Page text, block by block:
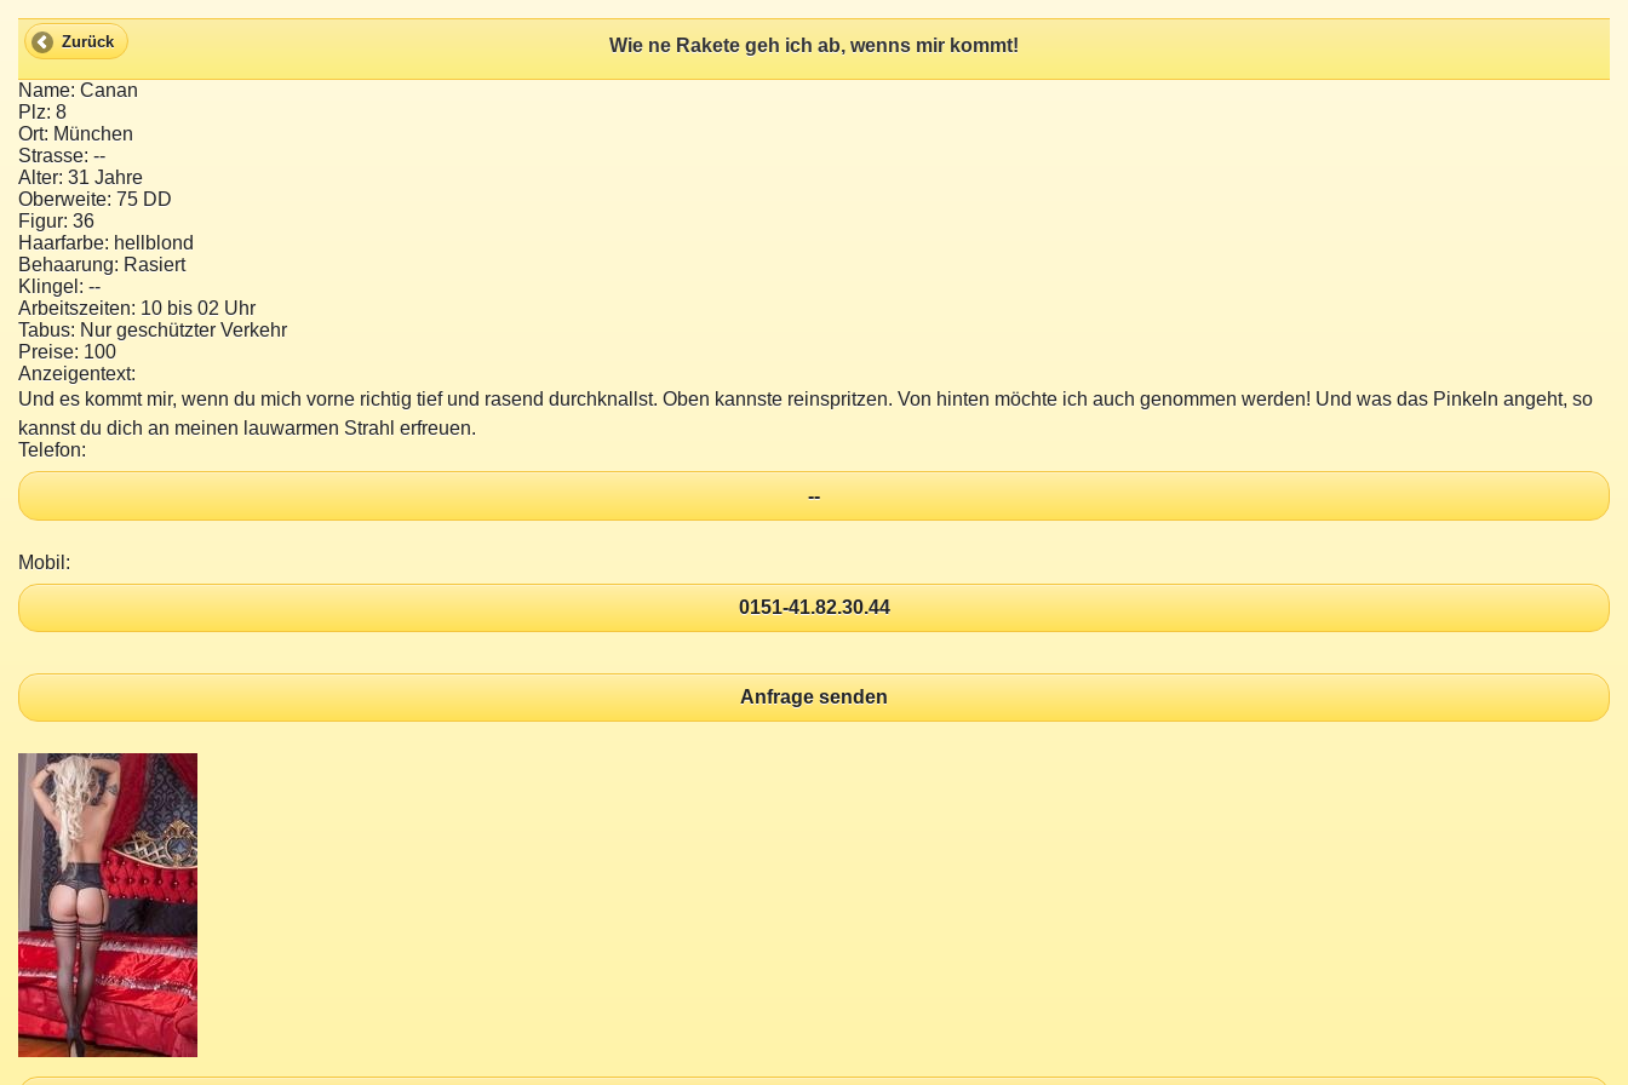
Zurück Wie ne Rakete geh ich ab, wenns mir kommt!
Name: Canan
Plz: 8
Ort: München
Strasse: --
Alter: 31 Jahre
Oberweite: 75 DD
Figur: 36
Haarfarbe: hellblond
Behaarung: Rasiert
Klingel: --
Arbeitszeiten: 10 bis 02 Uhr
Tabus: Nur geschützter Verkehr
Preise: 100
Anzeigentext:
Und es kommt mir, wenn du mich vorne richtig tief und rasend durchknallst. Oben kannste reinspritzen. Von hinten möchte ich auch genommen werden! Und was das Pinkeln angeht, so
kannst du dich an meinen lauwarmen Strahl erfreuen.
Telefon:
--
Mobil:
0151-41.82.30.44
Anfrage senden